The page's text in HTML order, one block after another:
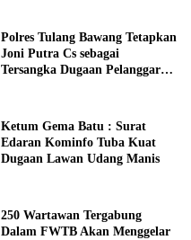
Polres Tulang Bawang Tetapkan
Joni Putra Cs sebagai
Tersangka Dugaan Pelanggaran
Ketum Gema Batu : Surat
Edaran Kominfo Tuba Kuat
Dugaan Lawan Udang Manis
250 Wartawan Tergabung
Dalam FWTB Akan Menggelar